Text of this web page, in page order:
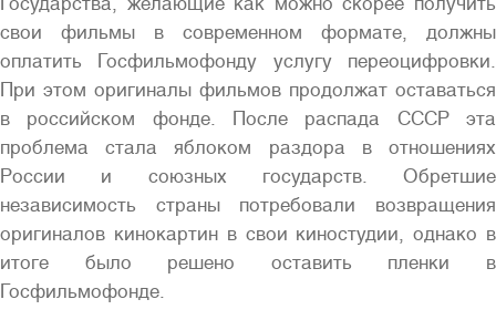
свои фильмы в современном формате, должны
оплатить Госфильмофонду услугу переоцифровки.
При этом оригиналы фильмов продолжат оставаться
в российском фонде. После распада СССР эта
проблема стала яблоком раздора в отношениях
России и союзных государств. Обретшие
независимость страны потребовали возвращения
оригиналов кинокартин в свои киностудии, однако в
итоге было решено оставить пленки в
Госфильмофонде.